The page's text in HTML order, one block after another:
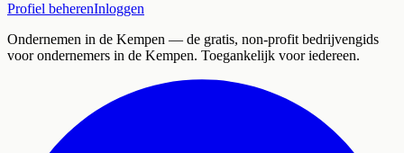
Profiel beherenInloggen
Ondernemen in de Kempen — de gratis, non-profit bedrijvengids
voor ondernemers in de Kempen. Toegankelijk voor iedereen.